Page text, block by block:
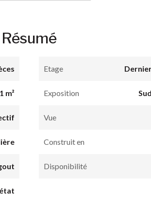
Résumé
m²
Etage
Exposition
Vue
Construit en
Disponibilité